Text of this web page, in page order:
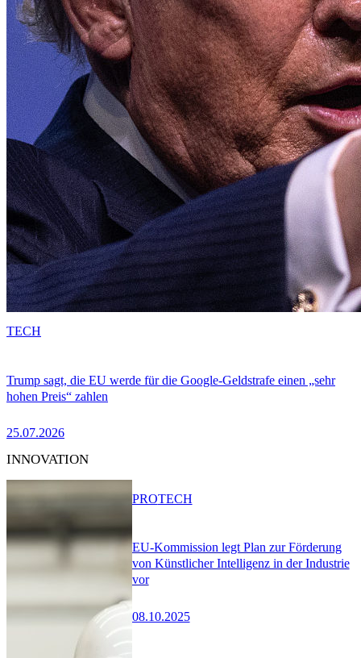
Trump sagt, die EU werde für die Google-Geldstrafe einen „sehr
hohen Preis“ zahlen
25.07.2026
TECH
INNOVATION
EU-Kommission legt Plan zur Förderung
von Künstlicher Intelligenz in der Industrie
vor
08.10.2025
PROTECH